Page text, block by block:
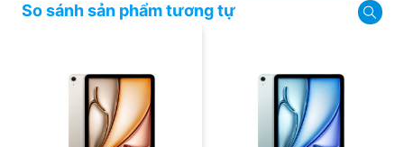
dễ dàng và nhanh chóng nhất. Cùng xem ngay
So sánh sản phẩm tương tự